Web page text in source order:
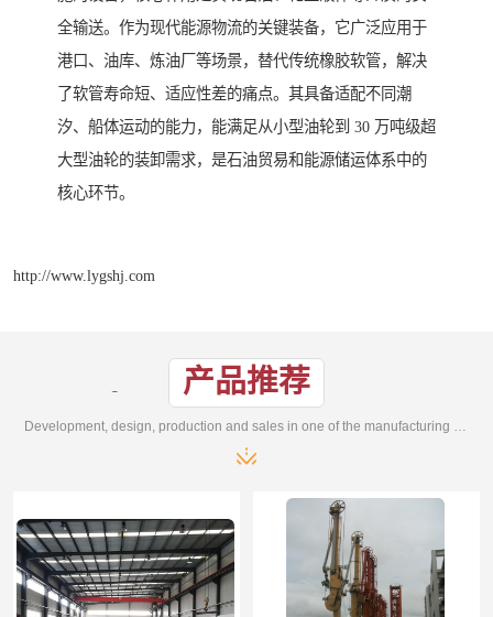
全输送。作为现代能源物流的关键装备，它广泛应用于
港口、油库、炼油厂等场景，替代传统橡胶软管，解决
了软管寿命短、适应性差的痛点。其具备适配不同潮
汐、船体运动的能力，能满足从小型油轮到 30 万吨级超
大型油轮的装卸需求，是石油贸易和能源储运体系中的
核心环节。
http://www.lygshj.com
产品推荐